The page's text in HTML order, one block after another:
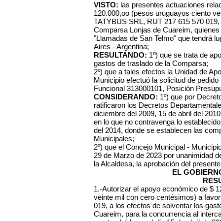
VISTO: las presentes actuaciones
120.000,oo (pesos uruguayos ciento
TATYBUS SRL, RUT 217 615 570
Comparsa Lonjas de Cuareim,
"Llamadas de San Telmo" que tendrá
Aires - Argentina;
RESULTANDO: 1º) que se trata de
gastos de traslado de la Comparsa;
2º) que a tales efectos la Unidad de
Municipio efectuó la solicitud de
Funcional 313000101, Posición
CONSIDERANDO: 1º) que por
ratificaron los Decretos
diciembre del 2009, 15 de abril del
en lo que no contravenga lo
del 2014, donde se establecen las
Municipales;
2º) que el Concejo Municipal -
29 de Marzo de 2023 por unanimidad
la Alcaldesa, la aprobación del
EL
1.-Autorizar el apoyo económico de $
veinte mil con cero centésimos) a
019, a los efectos de solventar los
Cuareim, para la concurrencia al